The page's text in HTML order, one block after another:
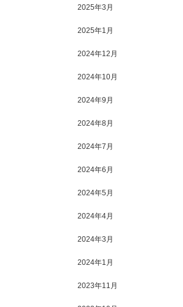
2025年3月
2025年1月
2024年12月
2024年10月
2024年9月
2024年8月
2024年7月
2024年6月
2024年5月
2024年4月
2024年3月
2024年1月
2023年11月